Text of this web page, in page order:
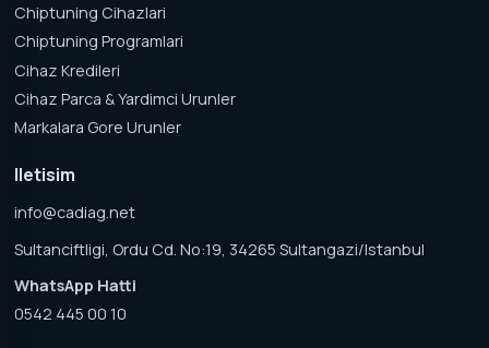
Chiptuning Cihazlari
Chiptuning Programlari
Cihaz Kredileri
Cihaz Parca & Yardimci Urunler
Markalara Gore Urunler
Iletisim
info@cadiag.net
Sultanciftligi, Ordu Cd. No:19, 34265 Sultangazi/Istanbul
WhatsApp Hatti
0542 445 00 10